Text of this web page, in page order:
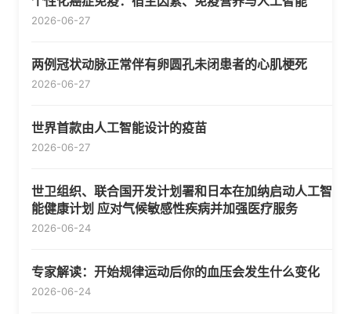
2026-06-27
两例冠状动脉正常伴有卵圆孔未闭患者的心肌梗死
2026-06-27
世界首款由人工智能设计的疫苗
2026-06-27
世卫组织、联合国开发计划署和日本在加纳启动人工智
能健康计划 应对气候敏感性疾病并加强医疗服务
2026-06-24
专家解读：开始规律运动后你的血压会发生什么变化
2026-06-24